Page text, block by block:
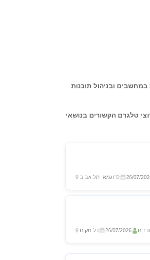
ובניהול תוכנות
טלגרם הקשורים בנושאי
לדוגמא: תל אביב 26/07/
כל מקום 26/07/2026